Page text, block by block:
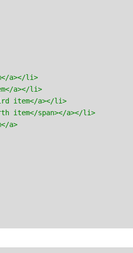
a></li>
a></li>
item</a></li>
item</span></a></li>
a>